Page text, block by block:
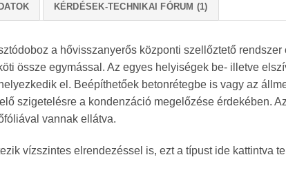
KÉRDÉSEK-TECHNIKAI FÓRUM (1)
a hővisszanyerős központi szellőztető
össze egymással. Az egyes helyiségek be- illetve
el. Beépíthetőek betonrétegbe is vagy az
szigetelésre a kondenzáció megelőzése érdekében.
vannak ellátva.
vízszintes elrendezéssel is, ezt a típust ide kattintva